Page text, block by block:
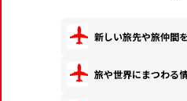
新しい旅先や旅仲間
旅や世界にまつわる